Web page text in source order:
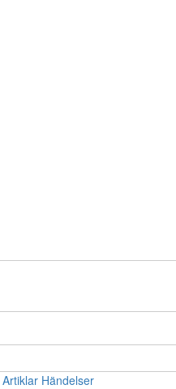
Artiklar Händelser